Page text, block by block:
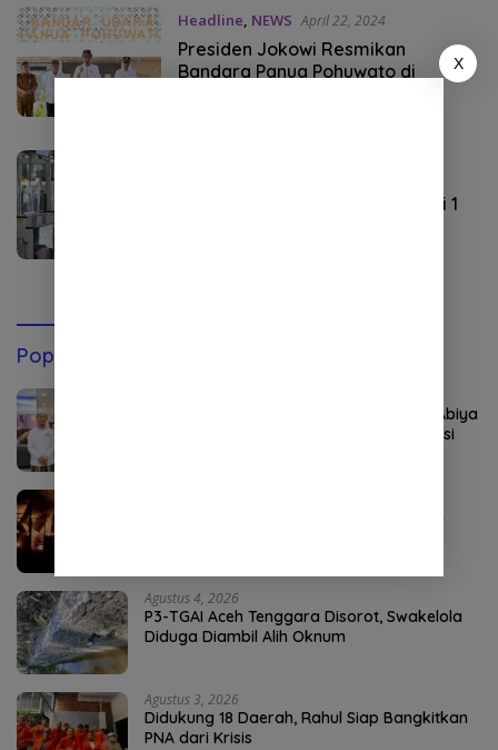
Headline, NEWS April 22, 2024
Presiden Jokowi Resmikan
Bandara Panua Pohuwato di
Wisman ke Indonesia Lebih dari 1
Popular Post
Rekor Pendaftar PD-PKPNU Capai 607, Abiya
Yusri Rais Syuriyah PCNU Pijay: Kaderisasi
Agustus 4, 2026
P3-TGAI Aceh Tenggara Disorot, Swakelola
Diduga Diambil Alih Oknum
Agustus 3, 2026
Didukung 18 Daerah, Rahul Siap Bangkitkan
PNA dari Krisis
X